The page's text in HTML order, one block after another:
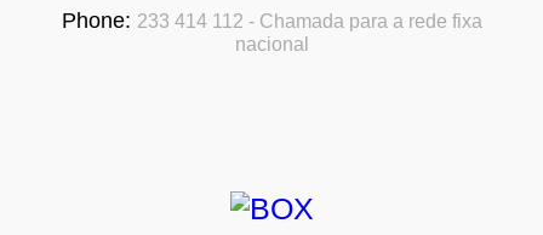
Phone: 233 414 112 - Chamada para a rede fixa
nacional